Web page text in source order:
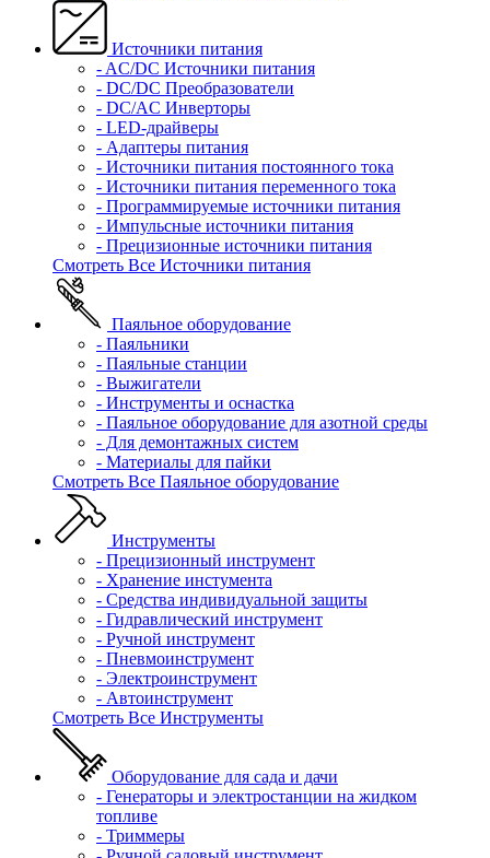
Источники питания
- AC/DC Источники питания
- DC/DC Преобразователи
- DC/AC Инверторы
- LED-драйверы
- Адаптеры питания
- Источники питания постоянного тока
- Источники питания переменного тока
- Программируемые источники питания
- Импульсные источники питания
- Прецизионные источники питания
Смотреть Все Источники питания
Паяльное оборудование
- Паяльники
- Паяльные станции
- Выжигатели
- Инструменты и оснастка
- Паяльное оборудование для азотной среды
- Для демонтажных систем
- Материалы для пайки
Смотреть Все Паяльное оборудование
Инструменты
- Прецизионный инструмент
- Хранение инстумента
- Средства индивидуальной защиты
- Гидравлический инструмент
- Ручной инструмент
- Пневмоинструмент
- Электроинструмент
- Автоинструмент
Смотреть Все Инструменты
Оборудование для сада и дачи
- Генераторы и электростанции на жидком
топливе
- Триммеры